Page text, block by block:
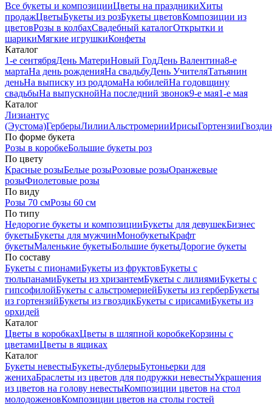
Все букеты и композицииЦветы на праздникиХиты
продажЦветыБукеты из розБукеты цветовКомпозиции из
цветовРозы в колбахСвадебный каталогОткрытки и
шарикиМягкие игрушкиКонфеты
Каталог
1-е сентябряДень МатериНовый ГодДень Валентина8-е
мартаНа день рожденияНа свадьбуДень УчителяТатьянин
деньНа выписку из роддомаНа юбилейНа годовщину
свадьбыНа выпускнойНа последний звонок9-е мая1-е мая
Каталог
Лизиантус
(Эустома)ГерберыЛилииАльстромерииИрисыГортензии
По форме букета
Розы в коробкеБольшие букеты роз
По цвету
Красные розыБелые розыРозовые розыОранжевые
розыФиолетовые розы
По виду
Розы 70 смРозы 60 см
По типу
Недорогие букеты и композицииБукеты для девушекБизнес
букетыБукеты для мужчинМонобукетыКрафт
букетыМаленькие букетыБольшие букетыДорогие букеты
По составу
Букеты с пионамиБукеты из фруктовБукеты с
тюльпанамиБукеты из хризантемБукеты с лилиямиБукеты с
гипсофилойБукеты с альстромериейБукеты из герберБукеты
из гортензийБукеты из гвоздикБукеты с ирисамиБукеты из
орхидей
Каталог
Цветы в коробкахЦветы в шляпной коробкеКорзины с
цветамиЦветы в ящиках
Каталог
Букеты невестыБукеты-дублерыБутоньерки для
женихаБраслеты из цветов для подружки невестыУкрашения
из цветов на голову невестыКомпозиции цветов на стол
молодоженовКомпозиции цветов на столы гостей